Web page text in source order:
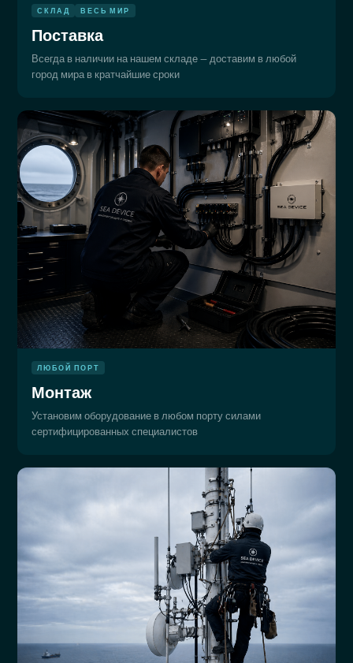
СКЛАД ВЕСЬ МИР
Поставка
Всегда в наличии на нашем складе — доставим в любой
город мира в кратчайшие сроки
ЛЮБОЙ ПОРТ
Монтаж
Установим оборудование в любом порту силами
сертифицированных специалистов